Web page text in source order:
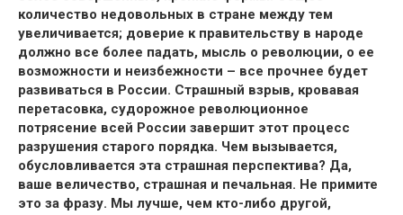
количество недовольных в стране между тем
увеличивается; доверие к правительству в народе
должно все более падать, мысль о революции, о ее
возможности и неизбежности – все прочнее будет
развиваться в России. Страшный взрыв, кровавая
перетасовка, судорожное революционное
потрясение всей России завершит этот процесс
разрушения старого порядка. Чем вызывается,
обусловливается эта страшная перспектива? Да,
ваше величество, страшная и печальная. Не примите
это за фразу. Мы лучше, чем кто-либо другой,